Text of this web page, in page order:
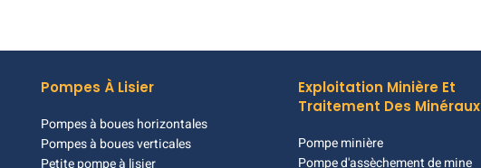
Pompes À Lisier
Pompes à boues horizontales
Pompes à boues verticales
Petite pompe à lisier
Exploitation Minière Et
Traitement Des Minéraux
Pompe minière
Pompe d'assèchement de mine